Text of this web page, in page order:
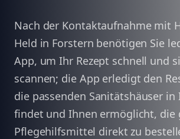
Nach der Kontaktaufnahme mit
Held in Forstern benötigen Sie
App, um Ihr Rezept schnell und
scannen; die App erledigt den
die passenden Sanitätshäuser in
findet und Ihnen ermöglicht, die
Pflegehilfsmittel direkt zu